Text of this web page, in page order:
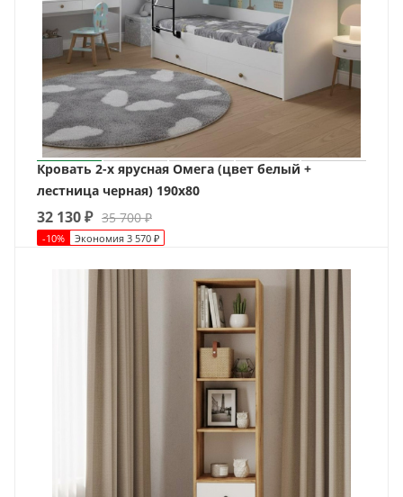
Кровать 2-х ярусная Омега (цвет белый +
лестница черная) 190х80
32 130₽ 35 700₽
-10% Экономия 3 570 ₽